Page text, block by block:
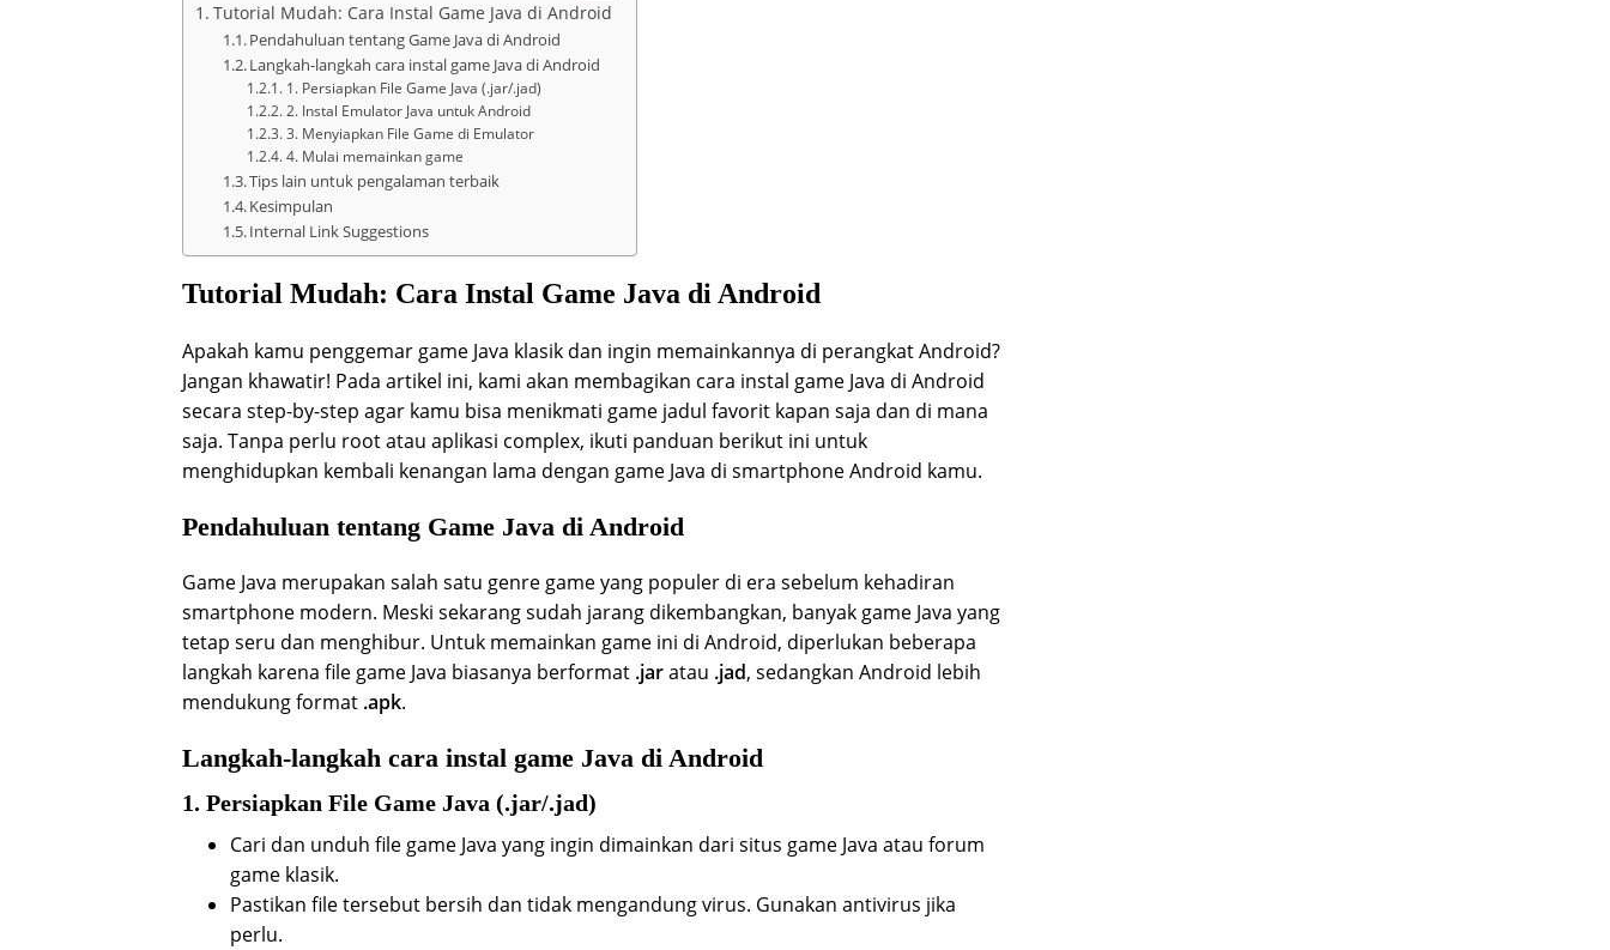
Tutorial Mudah: Cara Instal Game Java di Android
Pendahuluan tentang Game Java di Android
Langkah-langkah cara instal game Java di Android
1. Persiapkan File Game Java (.jar/.jad)
2. Instal Emulator Java untuk Android
3. Menyiapkan File Game di Emulator
4. Mulai memainkan game
Tips lain untuk pengalaman terbaik
Kesimpulan
Internal Link Suggestions
Tutorial Mudah: Cara Instal Game Java di Android
Apakah kamu penggemar game Java klasik dan ingin memainkannya di perangkat Android?
Jangan khawatir! Pada artikel ini, kami akan membagikan cara instal game Java di Android
secara step-by-step agar kamu bisa menikmati game jadul favorit kapan saja dan di mana
saja. Tanpa perlu root atau aplikasi complex, ikuti panduan berikut ini untuk
menghidupkan kembali kenangan lama dengan game Java di smartphone Android kamu.
Pendahuluan tentang Game Java di Android
Game Java merupakan salah satu genre game yang populer di era sebelum kehadiran
smartphone modern. Meski sekarang sudah jarang dikembangkan, banyak game Java yang
tetap seru dan menghibur. Untuk memainkan game ini di Android, diperlukan beberapa
langkah karena file game Java biasanya berformat .jaratau .jad, sedangkan Android lebih
mendukung format .apk.
Langkah-langkah cara instal game Java di Android
1. Persiapkan File Game Java (.jar/.jad)
Cari dan unduh file game Java yang ingin dimainkan dari situs game Java atau forum
game klasik.
Pastikan file tersebut bersih dan tidak mengandung virus. Gunakan antivirus jika
perlu.